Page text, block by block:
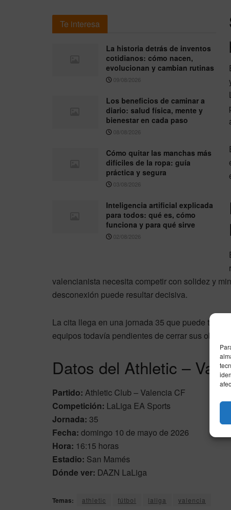
Te interesa
La historia detrás de inventos
cotidianos: cómo nacen,
evolucionan y cambian rutinas
09/08/2026
Los beneficios de caminar a
diario: salud física, mente y
bienestar en cada paso
08/08/2026
Cómo quitar las manchas más
difíciles de la ropa: guía
práctica y segura
03/08/2026
Inteligencia artificial explicada
para todos: qué es, cómo
funciona y para qué sirve
02/08/2026
valencianista necesita competir con solidez y
desconexión puede resultar decisiva.
La cita llega en una jornada 35 que puede tener
equipos todavía pendientes de cerrar sus
Datos del Athletic –
Partido: Athletic Club – Valencia CF
Competición: LaLiga EA Sports
Jornada: 35
Fecha: domingo 10 de mayo de 2026
Hora: 16:15 horas
Estadio: San Mamés
Dónde ver: DAZN LaLiga
Temas: athletic fútbol laliga valencia